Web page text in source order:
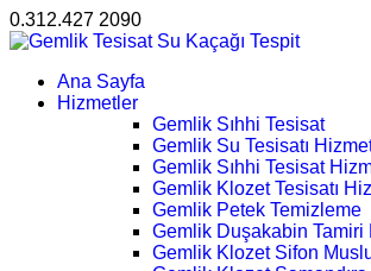
0.312.427 2090
Ana Sayfa
Hizmetler
Gemlik Sıhhi Tesisat
Gemlik Su Tesisatı
Gemlik Sıhhi Tesisat
Gemlik Klozet Tesisatı
Gemlik Petek Temizleme
Gemlik Duşakabin Tamiri
Gemlik Klozet Sifon